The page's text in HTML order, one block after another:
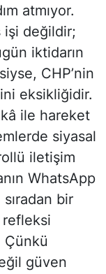
atmıyor.
işi değildir;
iktidarın
CHP’nin
eksikliğidir.
ile hareket
siyasal
iletişim
WhatsApp
bir
Çünkü
güven